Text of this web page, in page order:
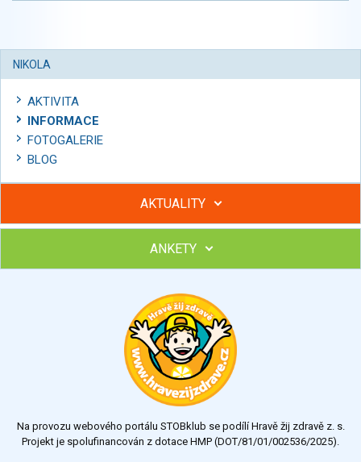
NIKOLA
AKTIVITA
INFORMACE
FOTOGALERIE
BLOG
AKTUALITY
Hubněte s podporou lektorky a skupiny v kurzech STOBu
Chcete poradit s hubnutím? Najděte si odborníka STOBu ve
ANKETY
Výsledky Všechny ankety
Na provozu webového portálu STOBklub se podílí Hravě žij zdravě z. s.
Projekt je spolufinancován z dotace HMP (DOT/81/01/002536/2025).